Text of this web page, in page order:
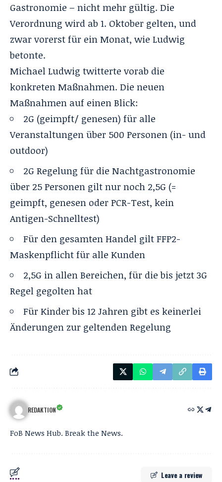
Gastronomie – nicht mehr gültig. Die
Verordnung wird ab 1. Oktober gelten, und
zwar vorerst für ein Monat, wie Ludwig
betonte.
Michael Ludwig twitterte vorab die
konkreten Maßnahmen. Die neuen
Maßnahmen auf einen Blick:
2G (geimpft/ genesen) für alle
Veranstaltungen über 500 Personen (in- und
outdoor)
2G Regelung für die Nachtgastronomie
über 25 Personen gilt nur noch 2,5G (=
geimpft, genesen oder PCR-Test, kein
Antigen-Schnelltest)
Für den gesamten Handel gilt FFP2-
Maskenpflicht für alle Kunden
2,5G in allen Bereichen, für die bis jetzt 3G
Regel gegolten hat
Für Kinder bis 12 Jahren gibt es keinerlei
Änderungen zur geltenden Regelung
REDAKTION
FoB News Hub. Break the News.
Leave a review